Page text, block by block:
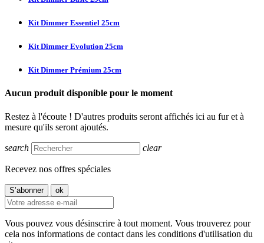
Kit Dimmer Essentiel 25cm
Kit Dimmer Evolution 25cm
Kit Dimmer Prémium 25cm
Aucun produit disponible pour le moment
Restez à l'écoute ! D'autres produits seront affichés ici au fur et à
mesure qu'ils seront ajoutés.
search clear
Recevez nos offres spéciales
Vous pouvez vous désinscrire à tout moment. Vous trouverez pour
cela nos informations de contact dans les conditions d'utilisation du